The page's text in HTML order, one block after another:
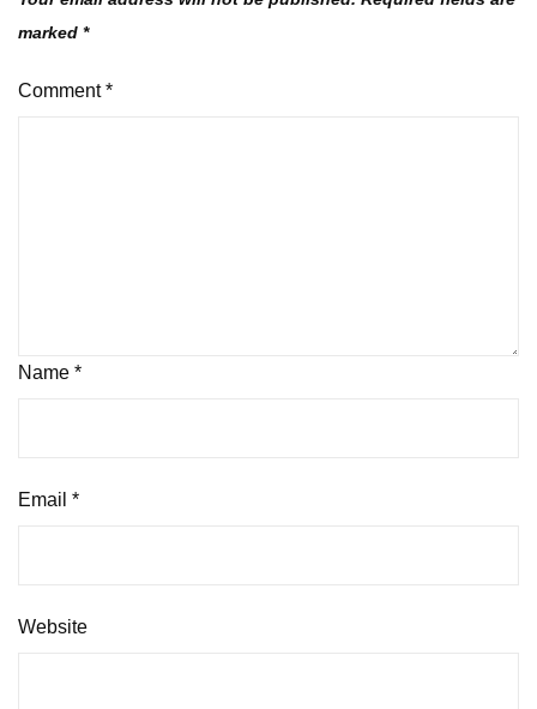
marked *
Comment*
Name *
Email *
Website